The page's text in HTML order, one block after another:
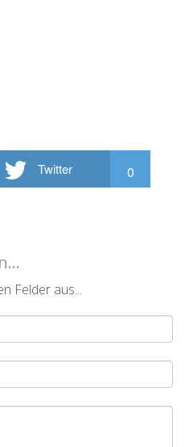
Twitter 0
Felder aus...